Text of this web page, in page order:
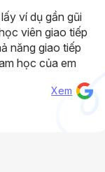
ví dụ gần gũi
viên giao tiếp
năng giao tiếp
học của em
Xem